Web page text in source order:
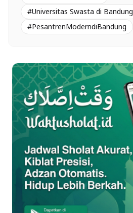
#Universitas Swasta di Bandung
#PesantrenModerndiBandung